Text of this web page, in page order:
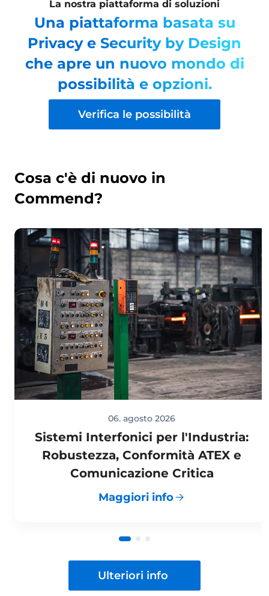
La nostra piattaforma di soluzioni
Una piattaforma basata su
Privacy e Security by Design
che apre un nuovo mondo di
possibilità e opzioni.
Verifica le possibilità
Cosa c'è di nuovo in
Commend?
06. agosto 2026
Sistemi Interfonici per l'Industria:
Robustezza, Conformità ATEX e
Comunicazione Critica
Maggiori info
Ulteriori info